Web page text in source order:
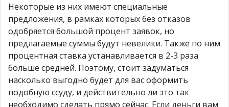
Некоторые из них имеют специальные
предложения, в рамках которых без отказов
одобряется большой процент заявок, но
предлагаемые суммы будут невелики. Также по ним
процентная ставка устанавливается в 2-3 раза
больше средней. Поэтому, стоит задуматься
насколько выгодно будет для вас оформить
подобную ссуду, и действительно ли это так
необходимо сделать прямо сейчас. Если деньги вам